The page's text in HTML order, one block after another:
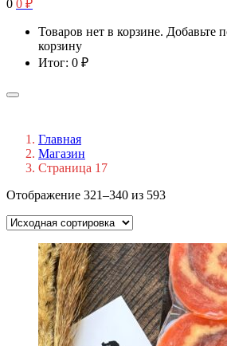
0 0 ₽
Товаров нет в корзине. Добавьте
корзину
Итог: 0 ₽
Главная
Магазин
Страница 17
Отображение 321–340 из 593